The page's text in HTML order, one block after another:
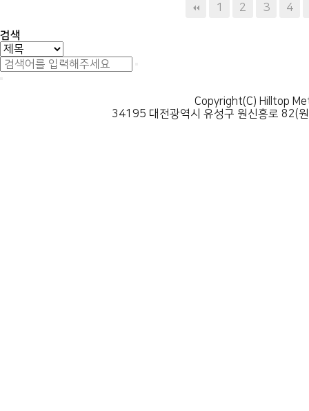
1 2 3 4
검색
Copyright(C) Hilltop
34195 대전광역시 유성구 원신흥로